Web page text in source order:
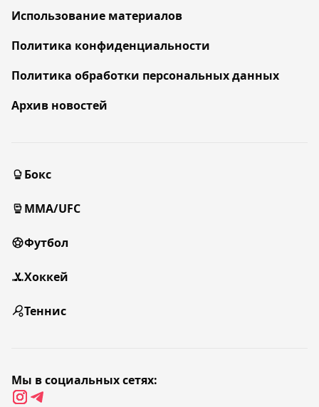
Использование материалов
Политика конфиденциальности
Политика обработки персональных данных
Архив новостей
Бокс
MMA/UFC
Футбол
Хоккей
Теннис
Мы в социальных сетях: